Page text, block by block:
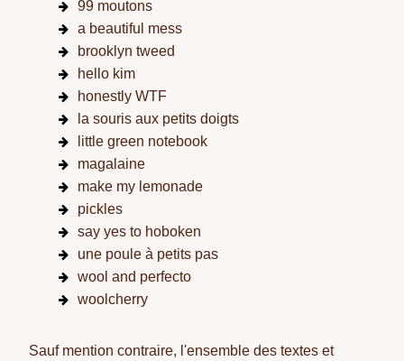
99 moutons
a beautiful mess
brooklyn tweed
hello kim
honestly WTF
la souris aux petits doigts
little green notebook
magalaine
make my lemonade
pickles
say yes to hoboken
une poule à petits pas
wool and perfecto
woolcherry
Sauf mention contraire, l'ensemble des textes et